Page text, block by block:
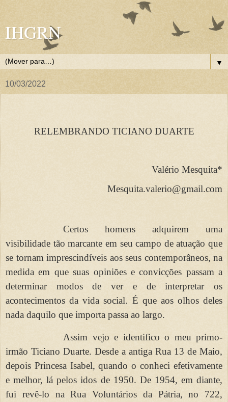
IHGRN
▼
10/03/2022
RELEMBRANDO TICIANO DUARTE
Valério Mesquita*
Mesquita.valerio@gmail.com
Certos homens adquirem uma
visibilidade tão marcante em seu campo de atuação que
se tornam imprescindíveis aos seus contemporâneos, na
medida em que suas opiniões e convicções passam a
determinar modos de ver e de interpretar os
acontecimentos da vida social. É que aos olhos deles
nada daquilo que importa passa ao largo.
Assim vejo e identifico o meu primo-
irmão Ticiano Duarte. Desde a antiga Rua 13 de Maio,
depois Princesa Isabel, quando o conheci efetivamente
e melhor, lá pelos idos de 1950. De 1954, em diante,
fui revê-lo na Rua Voluntários da Pátria, no 722,